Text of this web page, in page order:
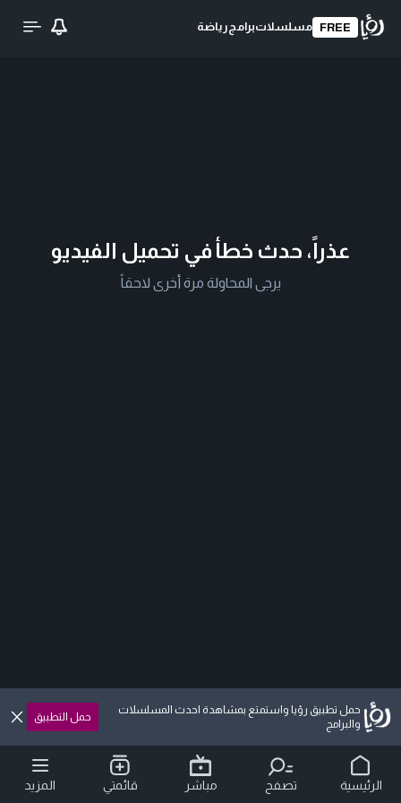
FREE مسلسلاتبرامج رياضة
عذراً، حدث خطأ في تحميل الفيديو
يرجى المحاولة مرة أخرى لاحقاً
حمل تطبيق رؤيا واستمتع بمشاهدة احدث المسلسلات
والبرامج
حمل التطبيق
الرئيسية تصفح مباشر قائمتي المزيد